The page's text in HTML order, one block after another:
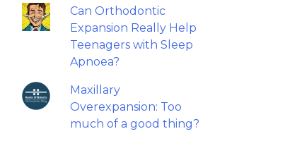
Can Orthodontic
Expansion Really Help
Teenagers with Sleep
Apnoea?
Maxillary
Overexpansion: Too
much of a good thing?